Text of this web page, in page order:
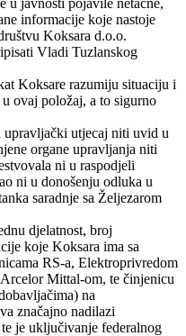
informacije koje nastoje
Koksara d.o.o.
Vladi Tuzlanskog
Koksare razumiju situaciju i
ovaj položaj, a to sigurno
upravljački utjecaj niti uvid u
organe upravljanja niti
ni u raspodjeli
ni u donošenju odluka u
saradnje sa Željezarom
djelatnost, broj
koje Koksara ima sa
RS-a, Elektroprivredom
Mittal-om, te činjenicu
na
značajno nadilazi
je uključivanje federalnog